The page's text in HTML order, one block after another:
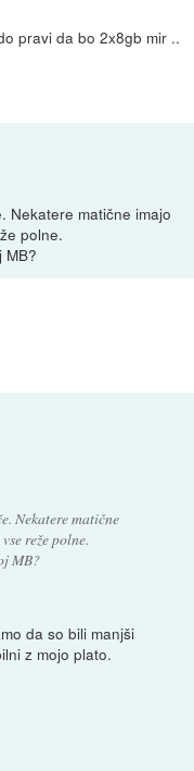
pravi da bo 2x8gb mir ..
Nekatere matične imajo
polne.
MB?
Nekatere matične
reže polne.
MB?
da so bili manjši
z mojo plato.